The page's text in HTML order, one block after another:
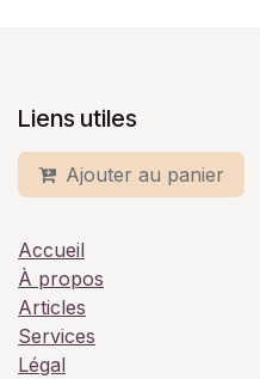
Liens utiles
Ajouter au panier
Accueil
À propos
Articles
Services
Légal